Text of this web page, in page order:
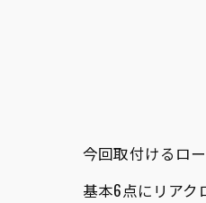
今回取付けるロ
基本6点にリアク